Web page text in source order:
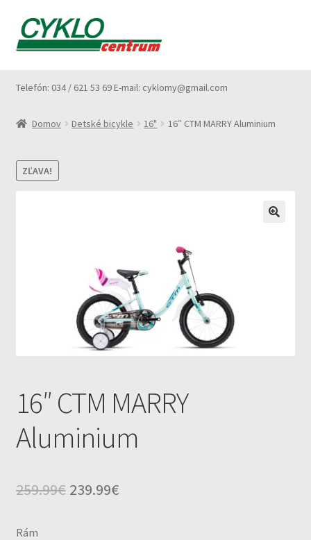
Preskočiť
na
Preskočiť
na
Pokladňa
Vyberáme bicykel
Telefón: 034 / 621 53 69 E-mail: cyklomy@gmail.com
Domov Detské bicykle 16" 16″ CTM MARRY Aluminium
ZĽAVA!
16″ CTM MARRY
Aluminium
259.99€ Original
239.99€Current
Rám